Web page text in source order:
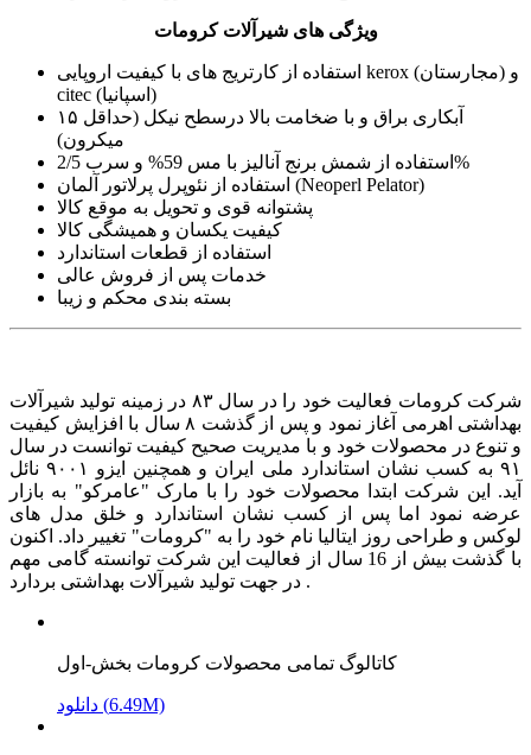
ویژگی های شیرآلات کرومات
استفاده از کارتریج های با کیفیت اروپایی kerox (مجارستان) و
citec (اسپانیا)
آبکاری براق و با ضخامت بالا درسطح نیکل (حداقل ۱۵
میکرون)
استفاده از شمش برنج آنالیز با مس 59% و سرب 2/5%
استفاده از نئوپرل پرلاتور آلمان (Neoperl Pelator)
پشتوانه قوی و تحویل به موقع کالا
کیفیت یکسان و همیشگی کالا
استفاده از قطعات استاندارد
خدمات پس از فروش عالی
بسته بندی محکم و زیبا
شرکت کرومات فعالیت خود را در سال ۸۳ در زمینه تولید شیرآلات
بهداشتی اهرمی آغاز نمود و پس از گذشت ۸ سال با افزایش کیفیت
و تنوع در محصولات خود و با مدیریت صحیح کیفیت توانست در سال
۹۱ به کسب نشان استاندارد ملی ایران و همچنین ایزو ۹۰۰۱ نائل
آید. این شرکت ابتدا محصولات خود را با مارک "عامرکو" به بازار
عرضه نمود اما پس از کسب نشان استاندارد و خلق مدل های
لوکس و طراحی روز ایتالیا نام خود را به "کرومات" تغییر داد. اکنون
با گذشت بیش از 16 سال از فعالیت این شرکت توانسته گامی مهم
در جهت تولید شیرآلات بهداشتی بردارد .
کاتالوگ تمامی محصولات کرومات بخش-اول
دانلود (6.49M)